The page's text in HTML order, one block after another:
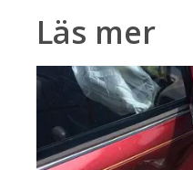
Läs mer